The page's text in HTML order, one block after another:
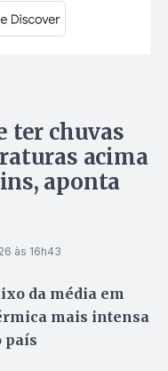
ter chuvas
acima
aponta
às 16h43
da média em
mais intensa
país